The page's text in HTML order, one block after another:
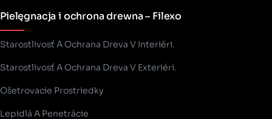
Pielęgnacja i ochrona drewna – Filexo
Starostlivosť A Ochrana Dreva V Interiéri.
Starostlivosť A Ochrana Dreva V Exteriéri.
Ošetrovacie Prostriedky
Lepidlá A Penetrácie